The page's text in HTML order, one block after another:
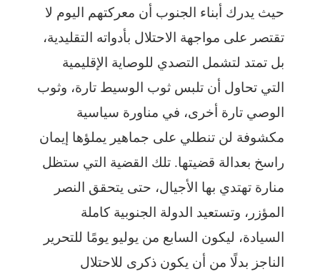
حيث يدرك أبناء الجنوب أن معركتهم اليوم لا
تقتصر على مواجهة الاحتلال بأدواته التقليدية،
بل تمتد لتشمل التصدي للوصاية الإقليمية
التي تحاول أن تلبس ثوب الوسيط تارة، وثوب
الوصي تارة أخرى، في مناورة سياسية
مكشوفة لن تنطلي على جماهير يملؤها إيمان
راسخ بعدالة قضيتها. تلك القضية التي ستظل
منارة تهتدي بها الأجيال، حتى يتحقق النصر
المؤزر، وتستعيد الدولة الجنوبية كاملة
السيادة، ليكون السابع من يوليو يومًا للتحرير
الناجز بدلًا من أن يكون ذكرى للاحتلال